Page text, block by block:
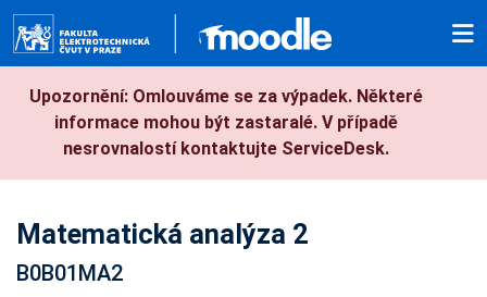
Upozornění: Omlouváme se za výpadek. Některé
informace mohou být zastaralé. V případě
nesrovnalostí kontaktujte ServiceDesk.
Matematická analýza 2
B0B01MA2